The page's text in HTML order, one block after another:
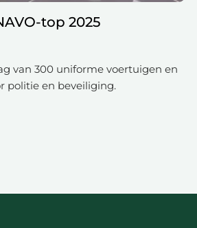
top 2025
van 300 uniforme voertuigen en
politie en beveiliging.